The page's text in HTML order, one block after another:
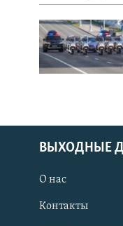
ВЫХОДНЫЕ
О нас
Контакты